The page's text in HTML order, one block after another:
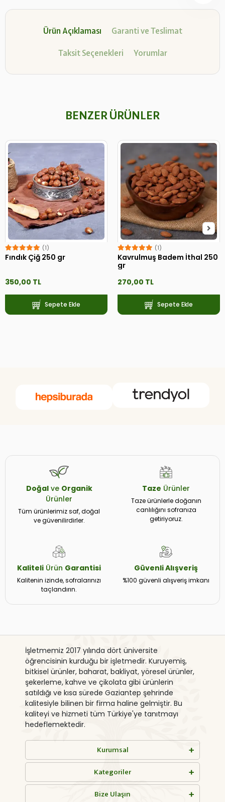
Ürün Açıklaması Garanti ve Teslimat
Taksit Seçenekleri Yorumlar
BENZER ÜRÜNLER
(1)
Fındık Çiğ 250 gr
350,00 TL
Sepete Ekle
(1)
Kavrulmuş Badem İthal 250
gr
270,00 TL
Sepete Ekle
Doğalve Organik
Ürünler
Tüm ürünlerimiz saf, doğal
ve güvenilirdirler.
Taze Ürünler
Taze ürünlerle doğanın
canlılığını sofranıza
getiriyoruz.
Kaliteli Ürün Garantisi
Kalitenin izinde, sofralarınızı
taçlandırın.
GüvenliAlışveriş
%100 güvenli alışveriş imkanı
İşletmemiz 2017 yılında dört üniversite
öğrencisinin kurduğu bir işletmedir. Kuruyemiş,
bitkisel ürünler, baharat, bakliyat, yöresel ürünler,
şekerleme, kahve ve çikolata gibi ürünlerin
satıldığı ve kısa sürede Gaziantep şehrinde
kalitesiyle bilinen bir firma haline gelmiştir. Bu
kaliteyi ve hizmeti tüm Türkiye'ye tanıtmayı
hedeflemektedir.
Kurumsal
Kategoriler
Bize Ulaşın